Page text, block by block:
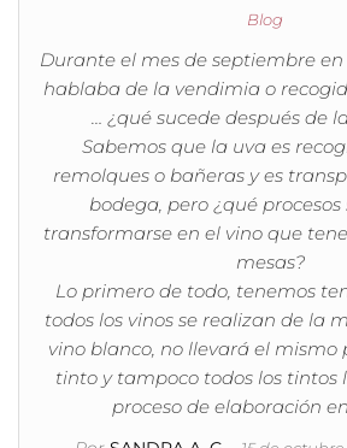
Blog
Durante el mes de septiembre en
hablaba de la vendimia o
… ¿qué sucede después de
Sabemos que la uva es
remolques o bañeras y es
bodega, pero ¿qué
transformarse en el vino que
mesas?
Lo primero de todo, tenemos
todos los vinos se realizan de la
vino blanco, no llevará el mismo
tinto y tampoco todos los tintos
proceso de elaboración